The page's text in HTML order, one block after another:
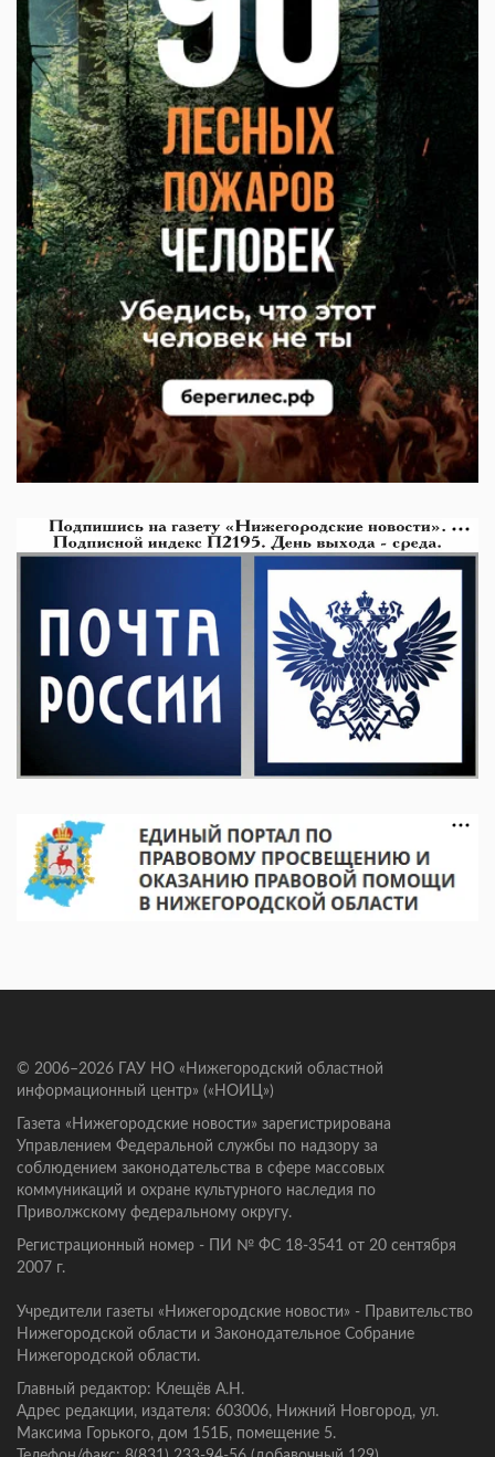
© 2006–2026 ГАУ НО «Нижегородский областной
информационный центр» («НОИЦ»)
Газета «Нижегородские новости» зарегистрирована
Управлением Федеральной службы по надзору за
соблюдением законодательства в сфере массовых
коммуникаций и охране культурного наследия по
Приволжскому федеральному округу.
Регистрационный номер - ПИ № ФС 18-3541 от 20 сентября
2007 г.
Учредители газеты «Нижегородские новости» - Правительство
Нижегородской области и Законодательное Собрание
Нижегородской области.
Главный редактор: Клещёв А.Н.
Адрес редакции, издателя: 603006, Нижний Новгород, ул.
Максима Горького, дом 151Б, помещение 5.